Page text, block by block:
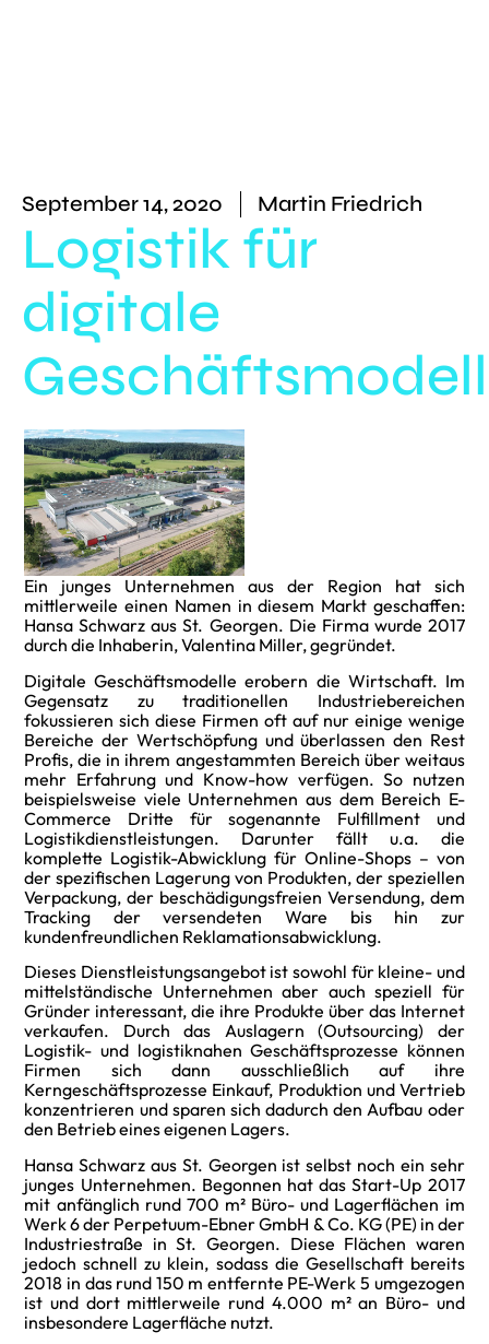
September 14, 2020 Martin Friedrich
Logistik für
digitale
Ein junges Unternehmen aus der Region hat sich
mittlerweile einen Namen in diesem Markt geschaffen:
Hansa Schwarz aus St. Georgen. Die Firma wurde 2017
durch die Inhaberin, Valentina Miller, gegründet.
Digitale Geschäftsmodelle erobern die Wirtschaft. Im
Gegensatz zu traditionellen Industriebereichen
fokussieren sich diese Firmen oft auf nur einige wenige
Bereiche der Wertschöpfung und überlassen den Rest
Profis, die in ihrem angestammten Bereich über weitaus
mehr Erfahrung und Know-how verfügen. So nutzen
beispielsweise viele Unternehmen aus dem Bereich E-
Commerce Dritte für sogenannte Fulfillment und
Logistikdienstleistungen. Darunter fällt u.a. die
komplette Logistik-Abwicklung für Online-Shops – von
der spezifischen Lagerung von Produkten, der speziellen
Verpackung, der beschädigungsfreien Versendung, dem
Tracking der versendeten Ware bis hin zur
kundenfreundlichen Reklamationsabwicklung.
Dieses Dienstleistungsangebot ist sowohl für kleine- und
mittelständische Unternehmen aber auch speziell für
Gründer interessant, die ihre Produkte über das Internet
verkaufen. Durch das Auslagern (Outsourcing) der
Logistik- und logistiknahen Geschäftsprozesse können
Firmen sich dann ausschließlich auf ihre
Kerngeschäftsprozesse Einkauf, Produktion und Vertrieb
konzentrieren und sparen sich dadurch den Aufbau oder
den Betrieb eines eigenen Lagers.
Hansa Schwarz aus St. Georgen ist selbst noch ein sehr
junges Unternehmen. Begonnen hat das Start-Up 2017
mit anfänglich rund 700 m² Büro- und Lagerflächen im
Werk 6 der Perpetuum-Ebner GmbH & Co. KG (PE) in der
Industriestraße in St. Georgen. Diese Flächen waren
jedoch schnell zu klein, sodass die Gesellschaft bereits
2018 in das rund 150 m entfernte PE-Werk 5 umgezogen
ist und dort mittlerweile rund 4.000 m² an Büro- und
insbesondere Lagerfläche nutzt.